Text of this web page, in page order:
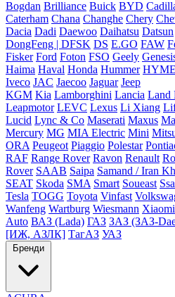
Bogdan Brilliance Buick BYD
Caterham Chana Changhe Chery
Dacia Dadi Daewoo Daihatsu Datsun
DongFeng | DFSK DS E.GO FAW
Fisker Ford Foton FSO Geely
Haima Haval Honda Hummer
Iveco JAC Jaecoo Jaguar Jeep
KGM Kia Lamborghini Lancia Land
Leapmotor LEVC Lexus Li Xiang
Lucid Lync & Co Maserati Maxus
Mercury MG MIA Electric Mini
ORA Peugeot Piaggio Polestar
RAF Range Rover Ravon Renault
Rover SAAB Saipa Samand / Iran
SEAT Skoda SMA Smart Soueast
Tesla TOGG Toyota Vinfast
Wanfeng Wartburg Wiesmann Xiaomi
Auto ВАЗ (Lada) ГАЗ ЗАЗ (ЗАЗ-
[ИЖ, АЗЛК] ТагАЗ УАЗ
Бренди